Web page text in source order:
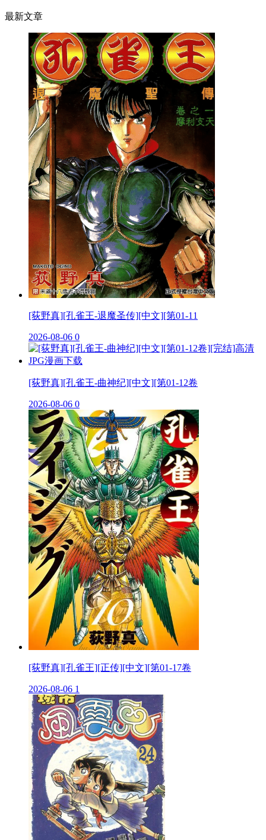
最新文章
[荻野真][孔雀王-退魔圣传][中文][第01-11
2026-08-06 0
[荻野真][孔雀王-曲神纪][中文][第01-12卷
2026-08-06 0
[荻野真][孔雀王][正传][中文][第01-17卷
2026-08-06 1